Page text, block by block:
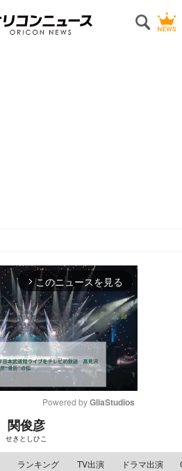
arrow_forward_ios このニュースを見る
Powered by GliaStudios
関俊彦
せきとしひこ
ランキング TV出演 ドラマ出演